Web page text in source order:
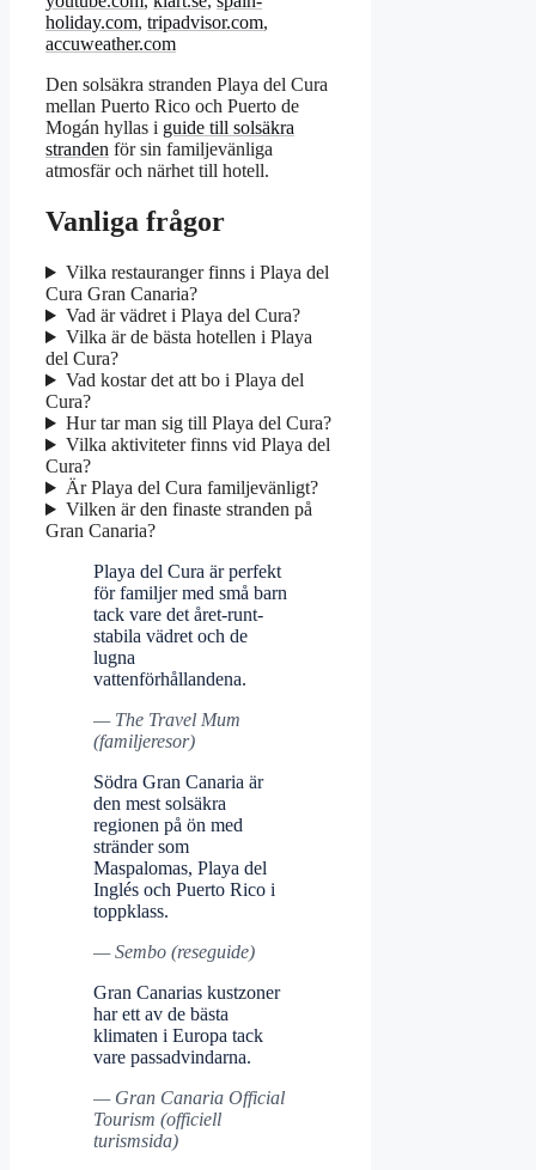
holiday.com, tripadvisor.com,
accuweather.com
Den solsäkra stranden Playa del Cura
mellan Puerto Rico och Puerto de
Mogán hyllas i guide till solsäkra
stranden för sin familjevänliga
atmosfär och närhet till hotell.
Vanliga frågor
Vilka restauranger finns i Playa del
Cura Gran Canaria?
Vad är vädret i Playa del Cura?
Vilka är de bästa hotellen i Playa
del Cura?
Vad kostar det att bo i Playa del
Cura?
Hur tar man sig till Playa del Cura?
Vilka aktiviteter finns vid Playa del
Cura?
Är Playa del Cura familjevänligt?
Vilken är den finaste stranden på
Gran Canaria?
Playa del Cura är perfekt
för familjer med små barn
tack vare det året-runt-
stabila vädret och de
lugna
vattenförhållandena.
— The Travel Mum
(familjeresor)
Södra Gran Canaria är
den mest solsäkra
regionen på ön med
stränder som
Maspalomas, Playa del
Inglés och Puerto Rico i
toppklass.
— Sembo (reseguide)
Gran Canarias kustzoner
har ett av de bästa
klimaten i Europa tack
vare passadvindarna.
— Gran Canaria Official
Tourism (officiell
turismsida)